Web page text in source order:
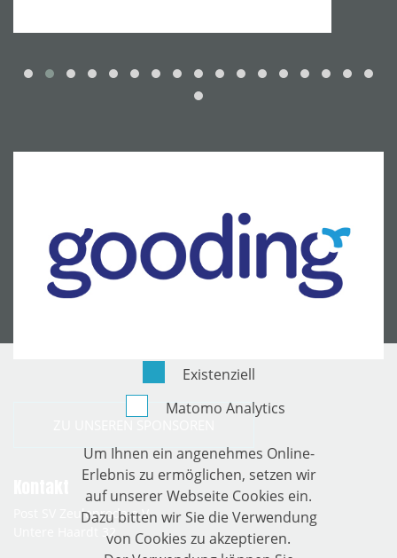
Post SV Zeulenroda e.V.
Untere Haardt 32
Existenziell
Matomo Analytics
Um Ihnen ein angenehmes Online-
Erlebnis zu ermöglichen, setzen wir
auf unserer Webseite Cookies ein.
Dazu bitten wir Sie die Verwendung
von Cookies zu akzeptieren.